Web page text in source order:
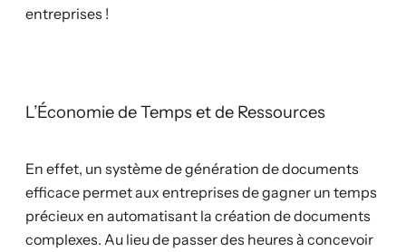
entreprises !
L’Économie de Temps et de Ressources
En effet, un système de génération de documents
efficace permet aux entreprises de gagner un temps
précieux en automatisant la création de documents
complexes. Au lieu de passer des heures à concevoir